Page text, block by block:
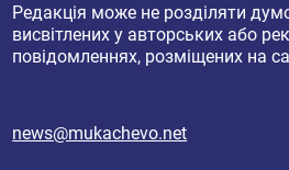
Редакція може не розділяти
висвітлених у авторських або
повідомленнях, розміщених на
news@mukachevo.net